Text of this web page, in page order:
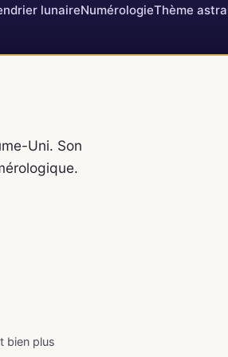
lunaireNumérologieThème
Uni. Son
bien plus